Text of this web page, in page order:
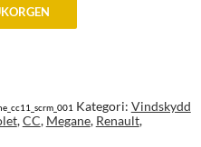
Kategori: Vindskydd
,CC, Megane, Renault,